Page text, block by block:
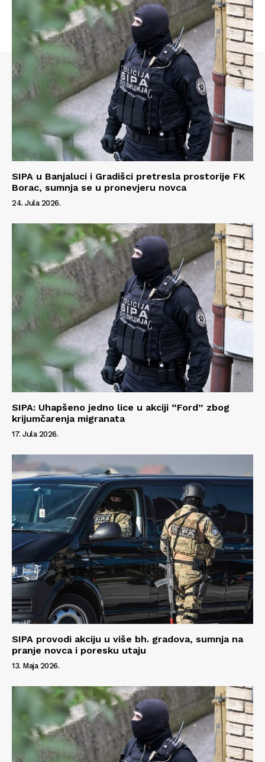
Info
O nama
Kontakt
Impressum
SIPA u Banjaluci i Gradišci pretresla prostorije FK
Borac, sumnja se u pronevjeru novca
24. Jula 2026.
SIPA: Uhapšeno jedno lice u akciji “Ford” zbog
krijumčarenja migranata
17. Jula 2026.
SIPA provodi akciju u više bh. gradova, sumnja na
pranje novca i poresku utaju
13. Maja 2026.